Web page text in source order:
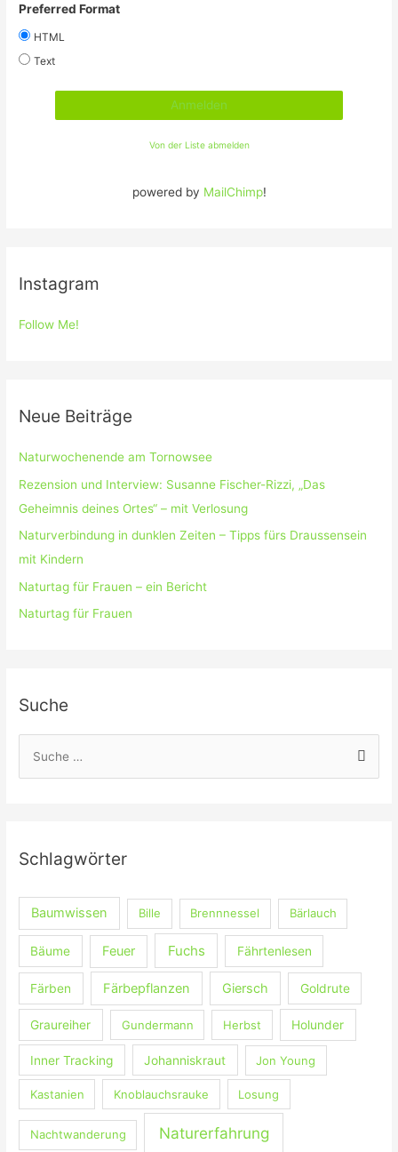
Preferred Format
HTML
Text
Von der Liste abmelden
powered by MailChimp!
Instagram
Follow Me!
Neue Beiträge
Naturwochenende am Tornowsee
Rezension und Interview: Susanne Fischer-Rizzi, „Das
Geheimnis deines Ortes“ – mit Verlosung
Naturverbindung in dunklen Zeiten – Tipps fürs Draussensein
mit Kindern
Naturtag für Frauen – ein Bericht
Naturtag für Frauen
Suche
n
c
Schlagwörter
Baumwissen Bille Brennnessel Bärlauch
Bäume Feuer Fuchs Fährtenlesen
Färben Färbepflanzen Giersch Goldrute
Graureiher Gundermann Herbst Holunder
Inner Tracking Johanniskraut Jon Young
Kastanien Knoblauchsrauke Losung
Nachtwanderung Naturerfahrung